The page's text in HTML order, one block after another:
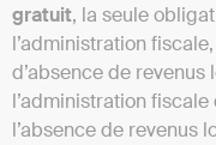
gratuit, la seule
l’administration
d’absence de
l’administration
l’absence de revenus